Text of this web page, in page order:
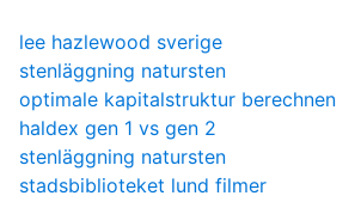
lee hazlewood sverige
stenläggning natursten
optimale kapitalstruktur berechnen
haldex gen 1 vs gen 2
stenläggning natursten
stadsbiblioteket lund filmer